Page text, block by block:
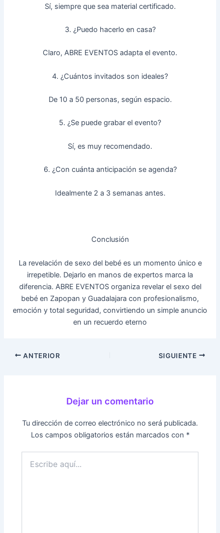
Sí, siempre que sea material certificado.
3. ¿Puedo hacerlo en casa?
Claro, ABRE EVENTOS adapta el evento.
4. ¿Cuántos invitados son ideales?
De 10 a 50 personas, según espacio.
5. ¿Se puede grabar el evento?
Sí, es muy recomendado.
6. ¿Con cuánta anticipación se agenda?
Idealmente 2 a 3 semanas antes.
Conclusión
La revelación de sexo del bebé es un momento único e
irrepetible. Dejarlo en manos de expertos marca la
diferencia. ABRE EVENTOS organiza revelar el sexo del
bebé en Zapopan y Guadalajara con profesionalismo,
emoción y total seguridad, convirtiendo un simple anuncio
en un recuerdo eterno
ANTERIOR SIGUIENTE
Dejar un comentario
Tu dirección de correo electrónico no será publicada.
Los campos obligatorios están marcados con *
aquí...